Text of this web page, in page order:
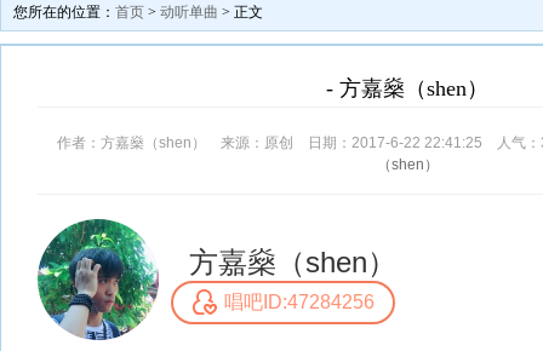
您所在的位置： 首页 > 动听单曲 > 正文
- 方嘉燊（shen）
作者：方嘉燊（shen） 来源：原创 日期：2017-6-22 22:41:25 人气：
（shen）
方嘉燊（shen）
唱吧ID:47284256